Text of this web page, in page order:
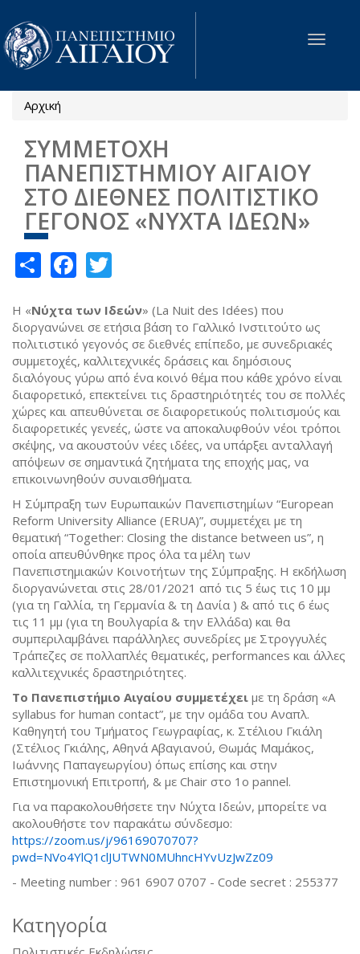
Παράκαμψη προς το κυρίως περιεχόμενο
Toggle
Είστε εδώ
Αρχική
ΣΥΜΜΕΤΟΧΗ
ΠΑΝΕΠΙΣΤΗΜΙΟΥ ΑΙΓΑΙΟΥ
ΣΤΟ ΔΙΕΘΝΕΣ ΠΟΛΙΤΙΣΤΙΚΟ
ΓΕΓΟΝΟΣ «ΝΥΧΤΑ ΙΔΕΩΝ»
ShareFacebook
Η «Νύχτα των Ιδεών» (La Nuit des Idées) που
διοργανώνει σε ετήσια βάση το Γαλλικό Ινστιτούτο ως
πολιτιστικό γεγονός σε διεθνές επίπεδο, με συνεδριακές
συμμετοχές, καλλιτεχνικές δράσεις και δημόσιους
διαλόγους γύρω από ένα κοινό θέμα που κάθε χρόνο είναι
διαφορετικό, επεκτείνει τις δραστηριότητές του σε πολλές
χώρες και απευθύνεται σε διαφορετικούς πολιτισμούς και
διαφορετικές γενεές, ώστε να αποκαλυφθούν νέοι τρόποι
σκέψης, να ακουστούν νέες ιδέες, να υπάρξει ανταλλαγή
απόψεων σε σημαντικά ζητήματα της εποχής μας, να
επικοινωνηθούν συναισθήματα.
Η Σύμπραξη των Ευρωπαικών Πανεπιστημίων “European
Reform University Alliance (ERUA)”, συμμετέχει με τη
θεματική “Together: Closing the distance between us”, η
οποία απευθύνθηκε προς όλα τα μέλη των
Πανεπιστημιακών Κοινοτήτων της Σύμπραξης. Η εκδήλωση
διοργανώνεται στις 28/01/2021 από τις 5 έως τις 10 μμ
(για τη Γαλλία, τη Γερμανία & τη Δανία ) & από τις 6 έως
τις 11 μμ (για τη Βουλγαρία & την Ελλάδα) και θα
συμπεριλαμβάνει παράλληλες συνεδρίες με Στρογγυλές
Τράπεζες σε πολλαπλές θεματικές, performances και άλλες
καλλιτεχνικές δραστηριότητες.
Το Πανεπιστήμιο Αιγαίου συμμετέχει με τη δράση «Α
syllabus for human contact”, με την ομάδα του Αναπλ.
Καθηγητή του Τμήματος Γεωγραφίας, κ. Στέλιου Γκιάλη
(Στέλιος Γκιάλης, Αθηνά Αβαγιανού, Θωμάς Μαμάκος,
Ιωάννης Παπαγεωργίου) όπως επίσης και στην
Επιστημονική Επιτροπή, & με Chair στο 1o pannel.
Για να παρακολουθήσετε την Νύχτα Ιδεών, μπορείτε να
ακολουθήστε τον παρακάτω σύνδεσμο:
https://zoom.us/j/96169070707?
pwd=NVo4YlQ1clJUTWN0MUhncHYvUzJwZz09
- Meeting number : 961 6907 0707 - Code secret : 255377
Κατηγορία